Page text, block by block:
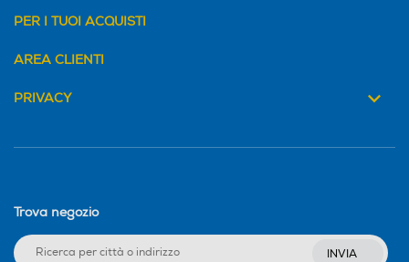
PER I TUOI ACQUISTI
AREA CLIENTI
PRIVACY
Trova negozio
INVIA